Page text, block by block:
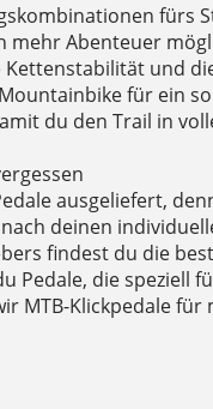
fürs
mehr Abenteuer
und
für ein
du den Trail in
ausgeliefert,
deinen
findest du die
Pedale, die speziell
MTB-Klickpedale